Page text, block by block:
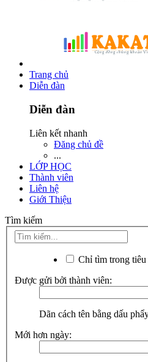
Trang chủ
Diễn đàn
Diễn đàn
Liên kết nhanh
Đăng chủ đề
...
LỚP HỌC
Thành viên
Liên hệ
Giới Thiệu
Tìm kiếm
Chỉ tìm trong tiêu
Được gửi bởi thành viên:
Dãn cách tên bằng dấu
Mới hơn ngày: